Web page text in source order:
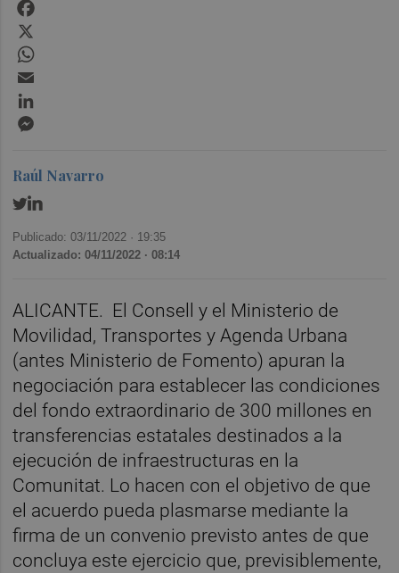
Raúl Navarro
Publicado: 03/11/2022 · 19:35
Actualizado: 04/11/2022 · 08:14
ALICANTE. El Consell y el Ministerio de
Movilidad, Transportes y Agenda Urbana
(antes Ministerio de Fomento) apuran la
negociación para establecer las condiciones
del fondo extraordinario de 300 millones en
transferencias estatales destinados a la
ejecución de infraestructuras en la
Comunitat. Lo hacen con el objetivo de que
el acuerdo pueda plasmarse mediante la
firma de un convenio previsto antes de que
concluya este ejercicio que, previsiblemente,